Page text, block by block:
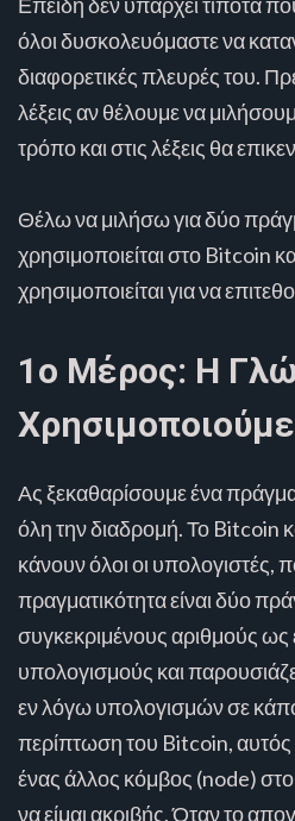
όλοι δυσκολευόμαστε να
διαφορετικές πλευρές του.
λέξεις αν θέλουμε να
τρόπο και στις λέξεις θα
Θέλω να μιλήσω για δύο
χρησιμοποιείται στο Bitcoin
χρησιμοποιείται για να
1ο Μέρος: Η
Ας ξεκαθαρίσουμε ένα
όλη την διαδρομή. Το Bitcoin
κάνουν όλοι οι υπολογιστές,
πραγματικότητα είναι δύο
συγκεκριμένους αριθμούς ως
υπολογισμούς και
εν λόγω υπολογισμών σε
περίπτωση του Bitcoin, αυτός
ένας άλλος κόμβος (node) στο
να είμαι ακριβής. Όταν το